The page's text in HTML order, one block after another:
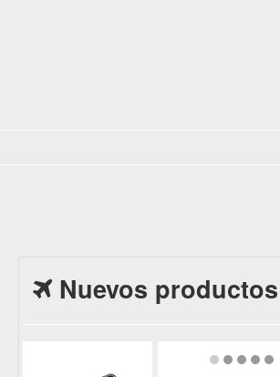
Nuevos productos